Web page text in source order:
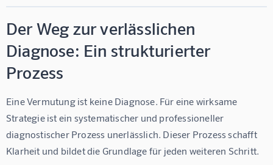
Der Weg zur verlässlichen
Diagnose: Ein strukturierter
Prozess
Eine Vermutung ist keine Diagnose. Für eine wirksame
Strategie ist ein systematischer und professioneller
diagnostischer Prozess unerlässlich. Dieser Prozess schafft
Klarheit und bildet die Grundlage für jeden weiteren Schritt.